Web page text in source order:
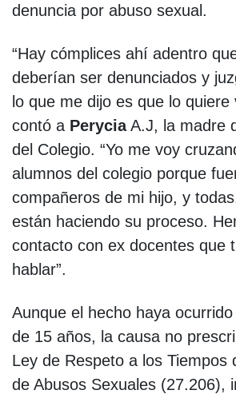
denuncia por abuso sexual.
“Hay cómplices ahí adentro
deberían ser denunciados y
lo que me dijo es que lo quiere
contó a PeryciaA.J, la madre
del Colegio. “Yo me voy
alumnos del colegio porque
compañeros de mi hijo, y
están haciendo su proceso.
contacto con ex docentes que
hablar”.
Aunque el hecho haya
de 15 años, la causa no
Ley de Respeto a los Tiempos
de Abusos Sexuales (27.206),